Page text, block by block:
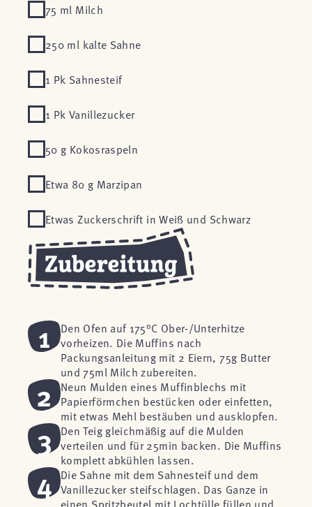
75 ml Milch
250 ml kalte Sahne
1 Pk Sahnesteif
1 Pk Vanillezucker
50 g Kokosraspeln
Etwa 80 g Marzipan
Etwas Zuckerschrift in Weiß und Schwarz
1
Den Ofen auf 175°C Ober-/Unterhitze
vorheizen. Die Muffins nach
Packungsanleitung mit 2 Eiern, 75g Butter
und 75ml Milch zubereiten.
2
Neun Mulden eines Muffinblechs mit
Papierförmchen bestücken oder einfetten,
mit etwas Mehl bestäuben und ausklopfen.
3
Den Teig gleichmäßig auf die Mulden
verteilen und für 25min backen. Die Muffins
komplett abkühlen lassen.
4
Die Sahne mit dem Sahnesteif und dem
Vanillezucker steifschlagen. Das Ganze in
einen Spritzbeutel mit Lochtülle füllen und